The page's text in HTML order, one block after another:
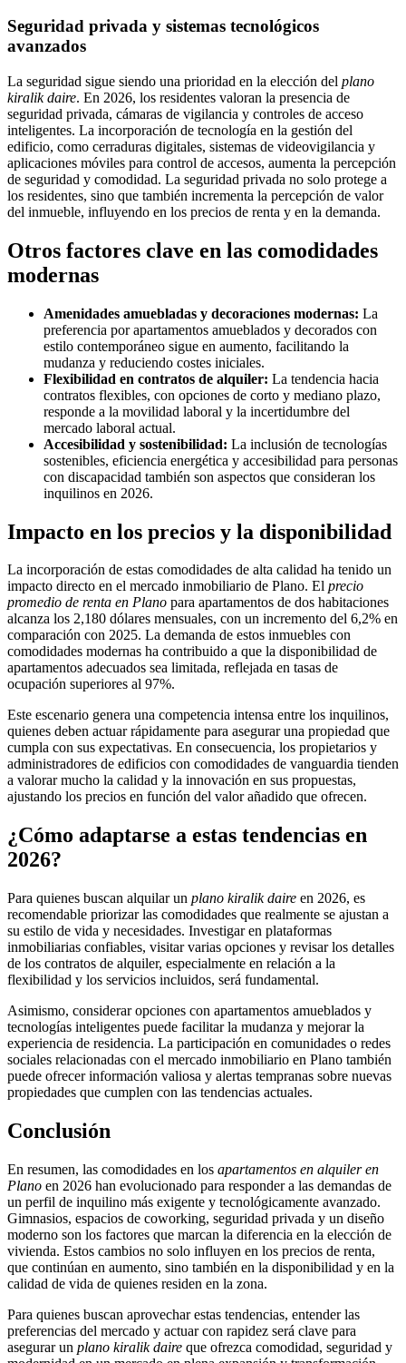
Seguridad privada y sistemas tecnológicos
avanzados
La seguridad sigue siendo una prioridad en la elección del plano
kiralik daire. En 2026, los residentes valoran la presencia de
seguridad privada, cámaras de vigilancia y controles de acceso
inteligentes. La incorporación de tecnología en la gestión del
edificio, como cerraduras digitales, sistemas de videovigilancia y
aplicaciones móviles para control de accesos, aumenta la percepción
de seguridad y comodidad. La seguridad privada no solo protege a
los residentes, sino que también incrementa la percepción de valor
del inmueble, influyendo en los precios de renta y en la demanda.
Otros factores clave en las comodidades
modernas
Amenidades amuebladas y decoraciones modernas: La
preferencia por apartamentos amueblados y decorados con
estilo contemporáneo sigue en aumento, facilitando la
mudanza y reduciendo costes iniciales.
Flexibilidad en contratos de alquiler: La tendencia hacia
contratos flexibles, con opciones de corto y mediano plazo,
responde a la movilidad laboral y la incertidumbre del
mercado laboral actual.
Accesibilidad y sostenibilidad: La inclusión de tecnologías
sostenibles, eficiencia energética y accesibilidad para personas
con discapacidad también son aspectos que consideran los
inquilinos en 2026.
Impacto en los precios y la disponibilidad
La incorporación de estas comodidades de alta calidad ha tenido un
impacto directo en el mercado inmobiliario de Plano. El precio
promedio de renta en Plano para apartamentos de dos habitaciones
alcanza los 2,180 dólares mensuales, con un incremento del 6,2% en
comparación con 2025. La demanda de estos inmuebles con
comodidades modernas ha contribuido a que la disponibilidad de
apartamentos adecuados sea limitada, reflejada en tasas de
ocupación superiores al 97%.
Este escenario genera una competencia intensa entre los inquilinos,
quienes deben actuar rápidamente para asegurar una propiedad que
cumpla con sus expectativas. En consecuencia, los propietarios y
administradores de edificios con comodidades de vanguardia tienden
a valorar mucho la calidad y la innovación en sus propuestas,
ajustando los precios en función del valor añadido que ofrecen.
¿Cómo adaptarse a estas tendencias en
2026?
Para quienes buscan alquilar un plano kiralik daire en 2026, es
recomendable priorizar las comodidades que realmente se ajustan a
su estilo de vida y necesidades. Investigar en plataformas
inmobiliarias confiables, visitar varias opciones y revisar los detalles
de los contratos de alquiler, especialmente en relación a la
flexibilidad y los servicios incluidos, será fundamental.
Asimismo, considerar opciones con apartamentos amueblados y
tecnologías inteligentes puede facilitar la mudanza y mejorar la
experiencia de residencia. La participación en comunidades o redes
sociales relacionadas con el mercado inmobiliario en Plano también
puede ofrecer información valiosa y alertas tempranas sobre nuevas
propiedades que cumplen con las tendencias actuales.
Conclusión
En resumen, las comodidades en los apartamentos en alquiler en
Plano en 2026 han evolucionado para responder a las demandas de
un perfil de inquilino más exigente y tecnológicamente avanzado.
Gimnasios, espacios de coworking, seguridad privada y un diseño
moderno son los factores que marcan la diferencia en la elección de
vivienda. Estos cambios no solo influyen en los precios de renta,
que continúan en aumento, sino también en la disponibilidad y en la
calidad de vida de quienes residen en la zona.
Para quienes buscan aprovechar estas tendencias, entender las
preferencias del mercado y actuar con rapidez será clave para
asegurar un plano kiralik daire que ofrezca comodidad, seguridad y